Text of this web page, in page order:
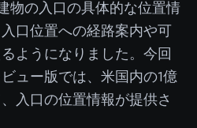
物の入口の具体的な位置情
口位置への経路案内や可
ようになりました。今回
ュー版では、米国内の1億
入口の位置情報が提供さ